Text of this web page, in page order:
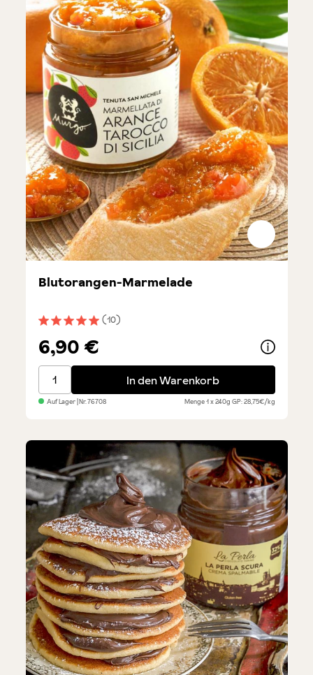
Durchschnittliche Bewertung von 5 von 5 Sternen
(10)
Blutorangen-Marmelade
6,90 €
Blutorangen-MarmeladeIn den Warenkorb
Auf Lager| Nr.76708 Menge1 x 240gGP: 28,75€/kg